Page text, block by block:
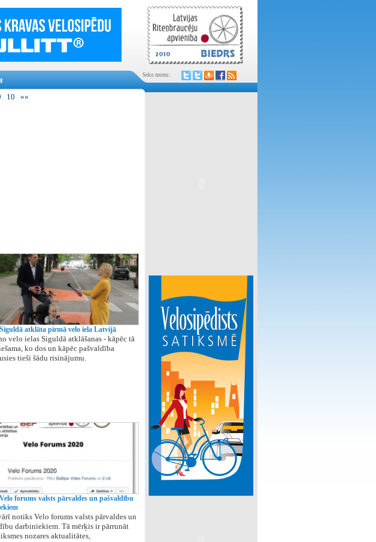
Seko mums:
10 »»
atklāta pirmā velo iela Latvijā
velo ielas Siguldā atklāšanas - kāpēc tā
ko dos un kāpēc pašvaldība
tieši šādu risinājumu.
forums valsts pārvaldes un pašvaldību
notiks Velo forums valsts pārvaldes un
darbiniekiem. Tā mērķis ir pārrunāt
nozares aktualitātes,